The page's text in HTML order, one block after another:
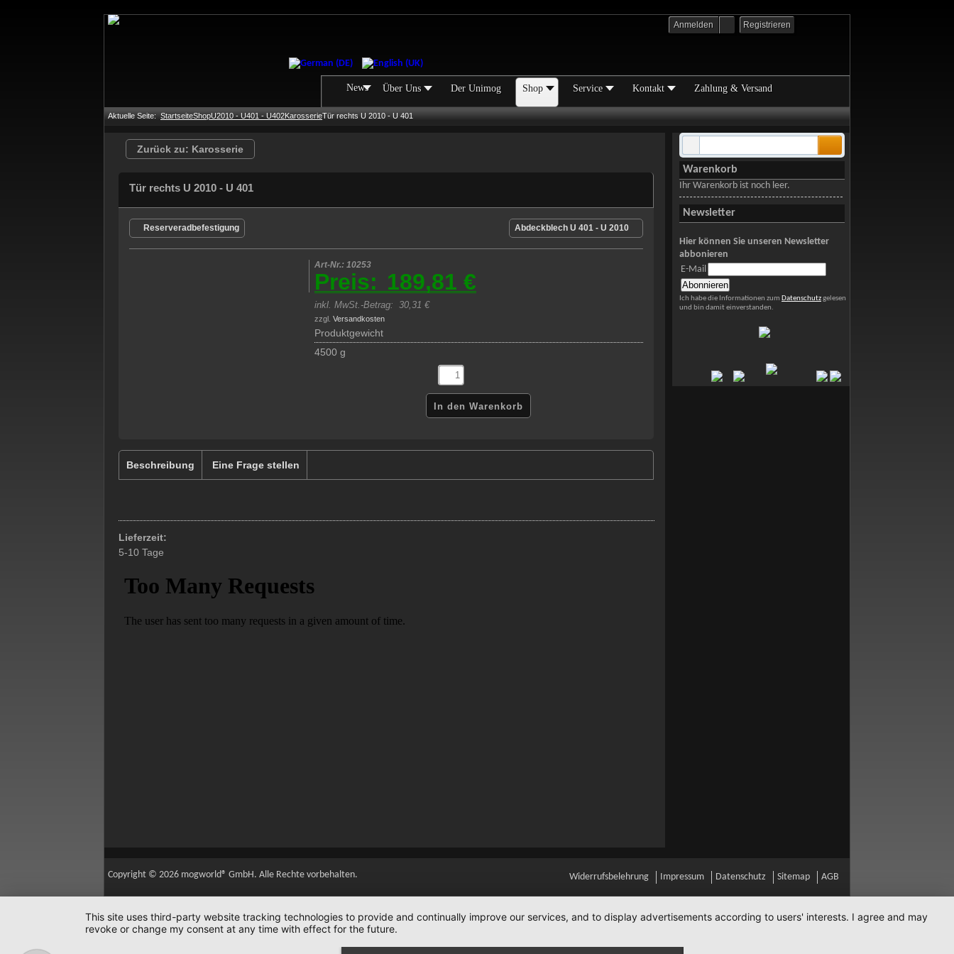
Anmelden Registrieren
News Über Uns Der Unimog Shop Service Kontakt Zahlung & Versand
Aktuelle Seite: StartseiteShopU2010 - U401 - U402KarosserieTür rechts U 2010 - U 401
Zurück zu: Karosserie
Tür rechts U 2010 - U 401
Reserveradbefestigung Abdeckblech U 401 - U 2010
Art-Nr.: 10253
Preis: 189,81 €
inkl. MwSt.-Betrag: 30,31 €
zzgl. Versandkosten
Produktgewicht
4500 g
Beschreibung Eine Frage stellen
Lieferzeit:
5-10 Tage
Warenkorb
Ihr Warenkorb ist noch leer.
Newsletter
Hier können Sie unseren Newsletter
abbonieren
E-Mail
Ich habe die Informationen zum Datenschutzgelesen
und bin damit einverstanden.
Copyright © 2026 mogworld® GmbH. Alle Rechte vorbehalten. AGB
Sitemap
Datenschutz
Impressum
Widerrufsbelehrung
This site uses third-party website tracking technologies to provide and continually improve our services, and to display advertisements according to users' interests. I agree and may
revoke or change my consent at any time with effect for the future.